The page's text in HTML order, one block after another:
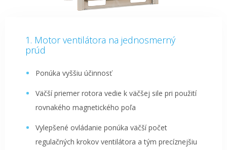
Motor ventilátora na jednosmerný
prúd
Ponúka vyššiu účinnosť
Väčší priemer rotora vedie k väčšej sile pri použití
rovnakého magnetického poľa
Vylepšené ovládanie ponúka väčší počet
regulačných krokov ventilátora a tým precíznejšiu